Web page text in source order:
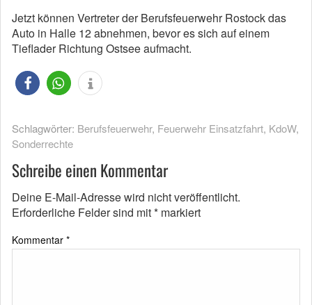
Jetzt können Vertreter der Berufsfeuerwehr Rostock das
Auto in Halle 12 abnehmen, bevor es sich auf einem
Tieflader Richtung Ostsee aufmacht.
Schlagwörter: Berufsfeuerwehr, Feuerwehr Einsatzfahrt, KdoW,
Sonderrechte
Schreibe einen Kommentar
Deine E-Mail-Adresse wird nicht veröffentlicht.
Erforderliche Felder sind mit* markiert
Kommentar *